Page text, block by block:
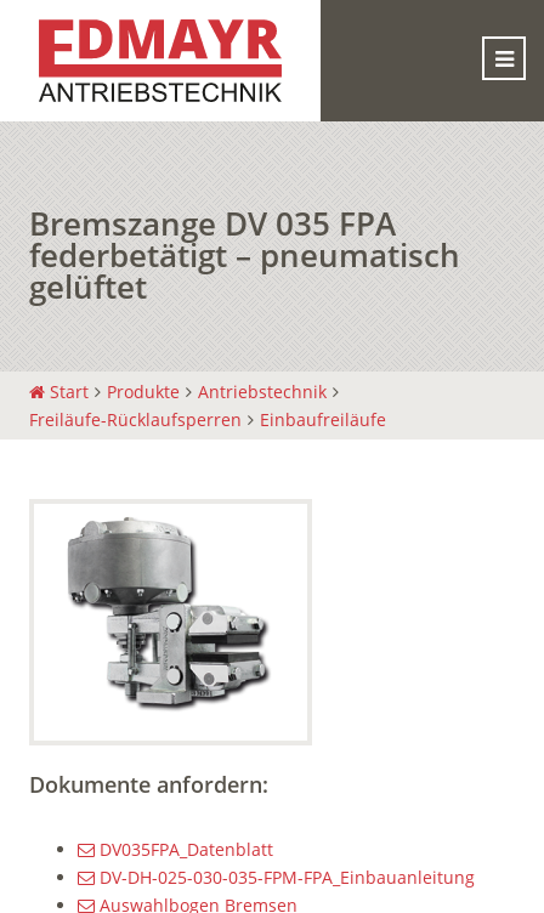
Bremszange DV 035 FPA
federbetätigt – pneumatisch
gelüftet
Start Produkte
Antriebstechnik
Freiläufe-Rücklaufsperren
Einbaufreiläufe
Dokumente anfordern:
DV035FPA_Datenblatt
DV-DH-025-030-035-FPM-FPA_Einbauanleitung
Auswahlbogen Bremsen